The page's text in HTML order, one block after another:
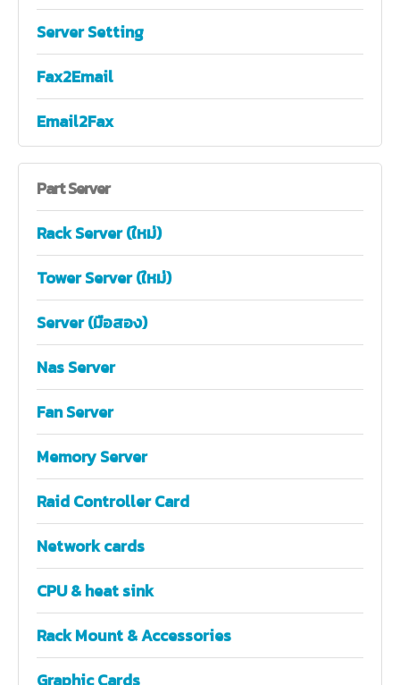
Server Setting
Fax2Email
Email2Fax
PartServer
Rack Server (ใหม่)
Tower Server (ใหม่)
Server (มือสอง)
Nas Server
Fan Server
Memory Server
Raid Controller Card
Network cards
CPU & heat sink
Rack Mount & Accessories
Graphic Cards